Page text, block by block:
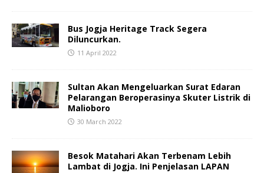
Bus Jogja Heritage Track Segera
Diluncurkan.
11 April 2022
Sultan Akan Mengeluarkan Surat Edaran
Pelarangan Beroperasinya Skuter Listrik di
Malioboro
30 March 2022
Besok Matahari Akan Terbenam Lebih
Lambat di Jogja. Ini Penjelasan LAPAN